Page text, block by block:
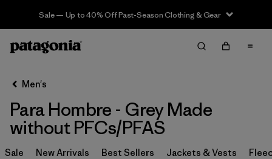
Sale — Up to 40% Off Past-Season Clothing & Gear
Filter & Sort Limpiar Todos
Ordenar Por
Filtrar por
Category
Men's
Para Hombre - Grey Made
without PFCs/PFAS
Sale New Arrivals Best Sellers Jackets & Vests